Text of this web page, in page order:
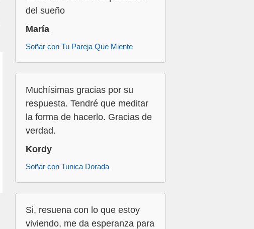
del sueño
María
Soñar con Tu Pareja Que Miente
Muchísimas gracias por su
respuesta. Tendré que meditar
la forma de hacerlo. Gracias de
verdad.
Kordy
Soñar con Tunica Dorada
Si, resuena con lo que estoy
viviendo, me da esperanza para